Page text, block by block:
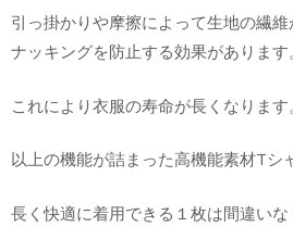
引っ掛かりや摩擦によって生地の繊
ナッキングを防止する効果があります。
これにより衣服の寿命が長くなります。
以上の機能が詰まった高機能素材Tシ
長く快適に着用できる１枚は間違いな